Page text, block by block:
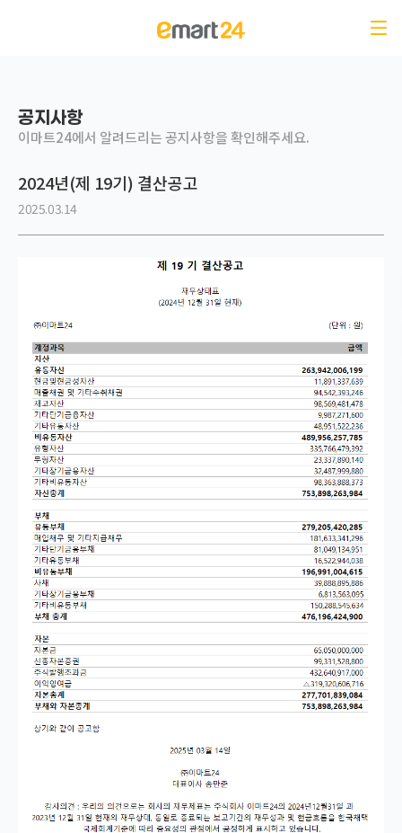
공지사항-이마트24에서 알려드리는 공지사항을 확인해주세요.
공지사항
이마트24에서 알려드리는 공지사항을 확인해주세요.
2024년(제 19기) 결산공고
2025.03.14